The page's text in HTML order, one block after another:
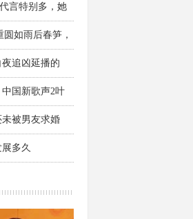
言特别多，她
如雨后春笋，
追凶延播的
国新歌声2叶
被男友求婚
多久